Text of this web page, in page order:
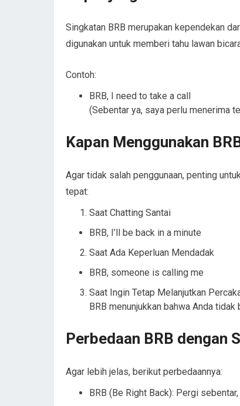
Singkatan BRB merupakan kependekan
digunakan untuk memberi tahu lawan
Contoh:
BRB, I need to take a call
(Sebentar ya, saya perlu menerima
Kapan Menggunakan
Agar tidak salah penggunaan, penting
tepat:
Saat Chatting Santai
BRB, I’ll be back in a minute
Saat Ada Keperluan Mendadak
BRB, someone is calling me
Saat Ingin Tetap Melanjutkan
BRB menunjukkan bahwa Anda
Perbedaan BRB dengan
Agar lebih jelas, berikut perbedaannya:
BRB (Be Right Back): Pergi